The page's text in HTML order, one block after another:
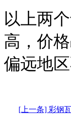
以上两
高，价
偏远地区
[上一条] 彩钢